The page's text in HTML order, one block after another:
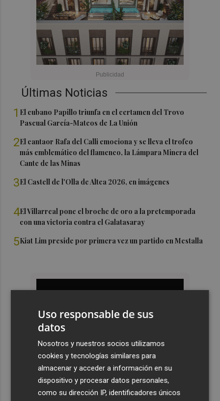
Últimas Noticias
1 El cubano Papillo triunfa en el certamen del Trovo
Pascual García-Mateos de La Unión
2El cantaor Rafa del Calli emociona y se lleva el trofeo
más emblemático del flamenco, la Lámpara Minera del
Cante de las Minas
3El Castell de l'Olla de Altea 2026, en imágenes
4El Villarreal pone el broche de oro a la pretemporada
con una victoria contra el Galatasaray
5Kiat Lim preside por primera vez un partido en Mestalla
Uso responsable de sus
datos
Nosotros y nuestros socios utilizamos
cookies y tecnologías similares para
almacenar y acceder a información en su
dispositivo y procesar datos personales,
como su dirección IP, identificadores únicos